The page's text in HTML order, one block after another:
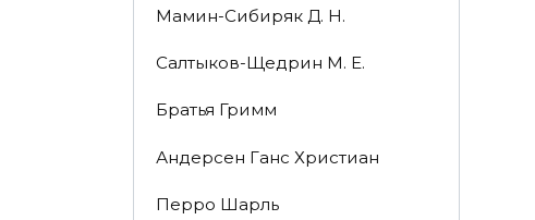
Мамин-Сибиряк Д. Н.
Салтыков-Щедрин М. Е.
Братья Гримм
Андерсен Ганс Христиан
Перро Шарль